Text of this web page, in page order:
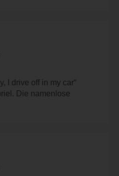
I drive off in my car“
Die namenlose